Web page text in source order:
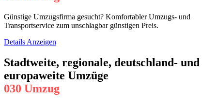
Günstige Umzugsfirma gesucht? Komfortabler Umzugs- und
Transportservice zum unschlagbar günstigen Preis.
Details Anzeigen
Stadtweite, regionale, deutschland- und
europaweite Umzüge
030 Umzug